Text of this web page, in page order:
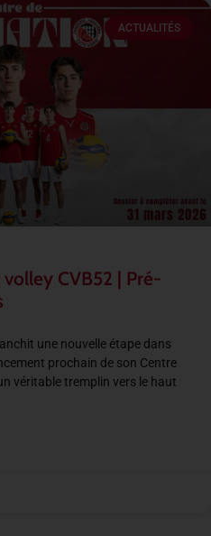
ACTUALITÉS
CVB52 | Pré-
une nouvelle étape dans
prochain de son Centre
véritable tremplin vers le haut